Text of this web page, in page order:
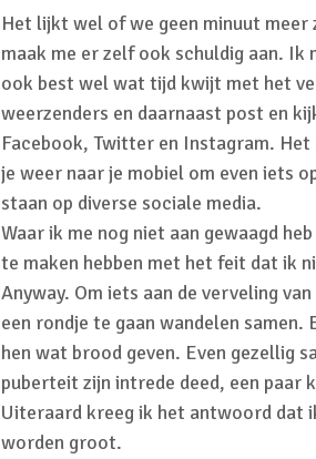
Het lijkt wel of we geen minuut
maak me er zelf ook schuldig aan. Ik
ook best wel wat tijd kwijt met het
weerzenders en daarnaast post en
Facebook, Twitter en Instagram.
je weer naar je mobiel om even iets
staan op diverse sociale media.
Waar ik me nog niet aan gewaagd
te maken hebben met het feit dat ik
Anyway. Om iets aan de verveling
een rondje te gaan wandelen samen.
hen wat brood geven. Even gezellig
puberteit zijn intrede deed, een paar
Uiteraard kreeg ik het antwoord dat
worden groot.